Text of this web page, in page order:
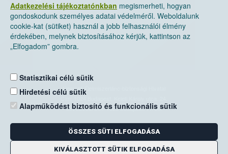
Adatkezelési tájékoztatónkban megismerheti, hogyan
gondoskodunk személyes adatai védelméről. Weboldalunk
cookie-kat (sütiket) használ a jobb felhasználói élmény
érdekében, melynek biztosításához kérjük, kattintson az
„Elfogadom” gombra.
Statisztikai célú sütik
Hirdetési célú sütik
Alapműködést biztosító és funkcionális sütik
ÖSSZES SÜTI ELFOGADÁSA
KIVÁLASZTOTT SÜTIK ELFOGADÁSA
Nemzeti Élelmiszerlánc-biztonsági Hivatal
Levelezési cím: 1525 Budapest. Pf. 30.
E-mail:ugyfelszolgalat@nebih.gov.hu
Zöld szám: 06-80/263-244